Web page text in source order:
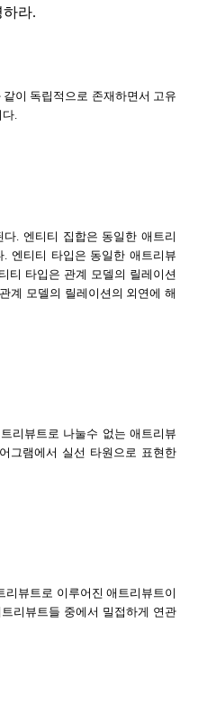
하라.
이 독립적으로 존재하면서 고유
다.
. 엔티티 집합은 동일한 애트리
엔티티 타입은 동일한 애트리뷰
티 타입은 관계 모델의 릴레이션
계 모델의 릴레이션의 외연에 해
리뷰트로 나눌수 없는 애트리뷰
그램에서 실선 타원으로 표현한
리뷰트로 이루어진 애트리뷰트이
리뷰트들 중에서 밀접하게 연관